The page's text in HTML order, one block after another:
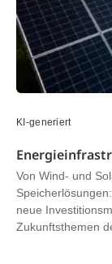
KI-generiert
Von Wind- und
neue
Zukunftsthemen